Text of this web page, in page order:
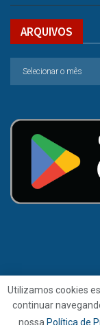
ARQUIVOS
Utilizamos cookies
continuar
nossa Política de